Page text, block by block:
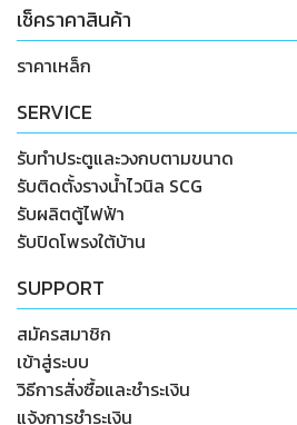
เช็คราคาสินค้า
ราคาเหล็ก
SERVICE
รับทำประตูและวงกบตามขนาด
รับติดตั้งรางน้ำไวนิล SCG
รับผลิตตู้ไฟฟ้า
รับปิดโพรงใต้บ้าน
SUPPORT
สมัครสมาชิก
เข้าสู่ระบบ
วิธีการสั่งซื้อและชำระเงิน
แจ้งการชำระเงิน